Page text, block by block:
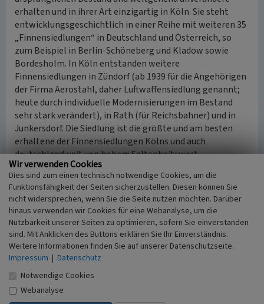
erhalten und in ihrer Art einzigartig in Köln. Sie steht
entwicklungsgeschichtlich in einer Reihe mit weiteren 35
„Finnensiedlungen“ in Deutschland und Österreich, so
zum Beispiel in Berlin-Schöneberg und Kladow sowie
Bordesholm. In Köln entstanden weitere
Finnensiedlungen in Zündorf (ab 1939 für die Angehörigen
der Firma Aerostahl, daher Luftwaffensiedlung genannt;
heute durch individuelle Modernisierungen im Bestand
sehr stark verändert), in Rath (für Reichsbahner) und in
Junkersdorf. Die Siedlung ist die größte und am besten
erhaltene der Finnensiedlungen Kölns und auch
deutschlandweit von hohem Seltenheitswert.
(Martina Gelhar, LVR-Fachbereich Landschaftliche
Kulturpflege, 2015/2021)
Internet
www.rheinische-geschichte.lvr.de : Höhenhaus und die
Finnenhaussiedlung Neue Heimat (Text Willi Spiertz,
abgerufen 08.06.2021)
www.bilderbuch-koeln.de
Wohnhauses in der Finnensiedlung (abgerufen am
07.07.2015, Inhalt nicht mehr verfügbar 20.10.2020)
Wir verwenden Cookies
Dies sind zum einen technisch notwendige Cookies, um die
Funktionsfähigkeit der Seiten sicherzustellen. Diesen können Sie
nicht widersprechen, wenn Sie die Seite nutzen möchten. Darüber
hinaus verwenden wir Cookies für eine Webanalyse, um die
Nutzbarkeit unserer Seiten zu optimieren, sofern Sie einverstanden
sind. Mit Anklicken des Buttons erklären Sie Ihr Einverständnis.
Weitere Informationen finden Sie auf unserer Datenschutzseite.
Impressum | Datenschutz
Notwendige Cookies
Webanalyse